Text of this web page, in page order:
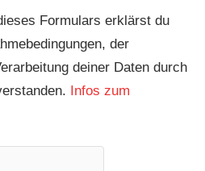
Formulars erklärst du
der
deiner Daten durch
Infos zum